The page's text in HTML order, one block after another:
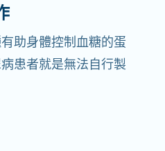
助身體控制血糖的蛋
患者就是無法自行製